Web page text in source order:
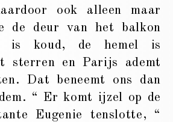
ook alleen maar
de deur van het balkon
koud, de hemel is
sterren en Parijs ademt
Dat beneemt ons dan
“ Er komt ijzel op de
Eugenie tenslotte, “